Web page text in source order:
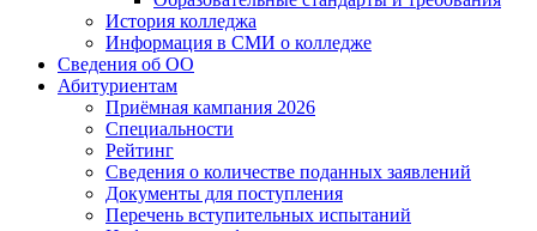
История колледжа
Информация в СМИ о колледже
Сведения об ОО
Абитуриентам
Приёмная кампания 2026
Специальности
Рейтинг
Сведения о количестве поданных заявлений
Документы для поступления
Перечень вступительных испытаний